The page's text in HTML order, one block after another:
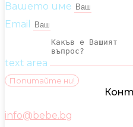
Вашето име
Email
text area
Попитайте ни!
info@bebe.bg